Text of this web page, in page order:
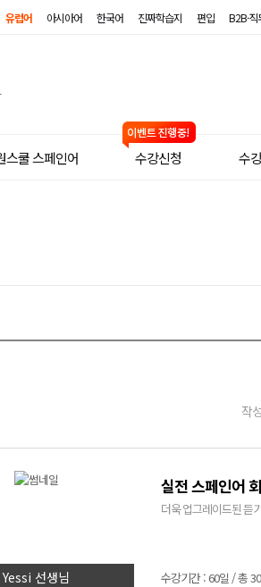
유럽어 아시아어 한국어 진짜학습지 편입 B2B·
스쿨 스페인어 수강신청 수
작
Yessi 선생님
실전 스페인어
더욱 업그레이드된 듣
수강기간 : 60일 / 총